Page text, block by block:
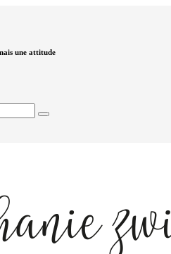
une attitude